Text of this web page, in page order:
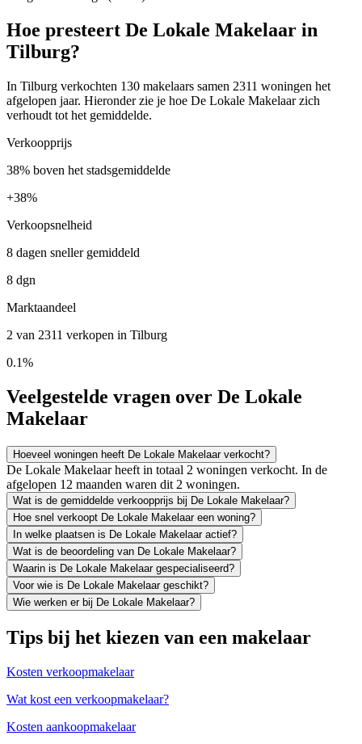
Hoe presteert De Lokale Makelaar in
Tilburg?
In Tilburg verkochten 130 makelaars samen 2311 woningen het
afgelopen jaar. Hieronder zie je hoe De Lokale Makelaar zich
verhoudt tot het gemiddelde.
Verkoopprijs
38% boven het stadsgemiddelde
+38%
Verkoopsnelheid
8 dagen sneller gemiddeld
8 dgn
Marktaandeel
2 van 2311 verkopen in Tilburg
0.1%
Veelgestelde vragen over De Lokale
Makelaar
Hoeveel woningen heeft De Lokale Makelaar verkocht?
De Lokale Makelaar heeft in totaal 2 woningen verkocht. In de
afgelopen 12 maanden waren dit 2 woningen.
Wat is de gemiddelde verkoopprijs bij De Lokale Makelaar?
Hoe snel verkoopt De Lokale Makelaar een woning?
In welke plaatsen is De Lokale Makelaar actief?
Wat is de beoordeling van De Lokale Makelaar?
Waarin is De Lokale Makelaar gespecialiseerd?
Voor wie is De Lokale Makelaar geschikt?
Wie werken er bij De Lokale Makelaar?
Tips bij het kiezen van een makelaar
Kosten verkoopmakelaar
Wat kost een verkoopmakelaar?
Kosten aankoopmakelaar